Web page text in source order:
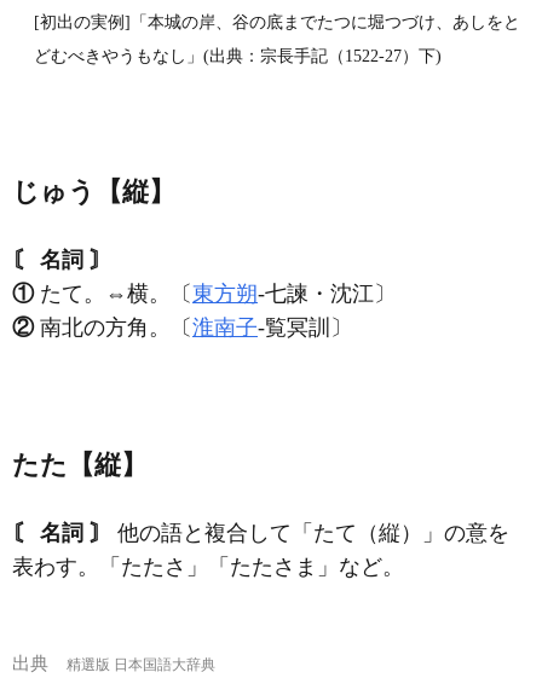
[初出の実例]「本城の岸、谷の底までたつに堀つづけ、あしをと
どむべきやうもなし」(出典：宗長手記（1522‐27）下)
じゅう【縦】
〘 名詞 〙
①たて。⇔横。〔 東方朔‐七諫・沈江〕
②南北の方角。〔 淮南子‐覧冥訓〕
たた【縦】
〘 名詞 〙
他の語と複合して「たて（縦）」の意を
表わす。「たたさ」「たたさま」など。
出典
精選版 日本国語大辞典